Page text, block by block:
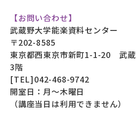
【お問い合わせ】
武蔵野大学能楽資料センター
〒202-8585
東京都西東京市新町1-1-20 武
3階
[TEL]042-468-9742
開室日：月～木曜日
（講座当日は利用できません）